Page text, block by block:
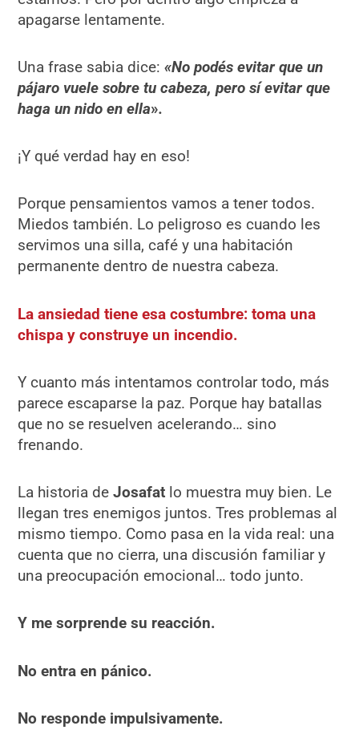
apagarse lentamente.
Una frase sabia dice:«No podés evitar que un
pájaro vuele sobre tu cabeza, pero sí evitar que
haga un nido en ella».
¡Y qué verdad hay en eso!
Porque pensamientos vamos a tener todos.
Miedos también. Lo peligroso es cuando les
servimos una silla, café y una habitación
permanente dentro de nuestra cabeza.
La ansiedad tiene esa costumbre: toma una
chispa y construye un incendio.
Y cuanto más intentamos controlar todo, más
parece escaparse la paz. Porque hay batallas
que no se resuelven acelerando… sino
frenando.
La historia deJosafat lo muestra muy bien. Le
llegan tres enemigos juntos. Tres problemas al
mismo tiempo. Como pasa en la vida real: una
cuenta que no cierra, una discusión familiar y
una preocupación emocional… todo junto.
Y me sorprende su reacción.
No entra en pánico.
No responde impulsivamente.